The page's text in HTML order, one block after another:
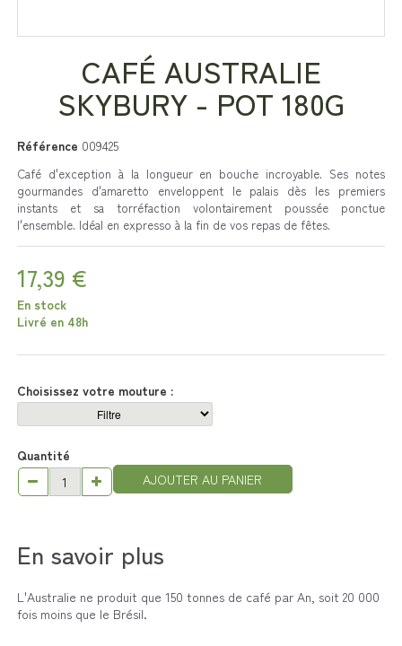
CAFÉ AUSTRALIE
SKYBURY - POT 180G
Référence 009425
Café d'exception à la longueur en bouche incroyable. Ses notes
gourmandes d'amaretto enveloppent le palais dès les premiers
instants et sa torréfaction volontairement poussée ponctue
l'ensemble. Idéal en expresso à la fin de vos repas de fêtes.
17,39 €
En stock
Livré en 48h
Choisissez votre mouture :
Quantité
AJOUTER AU PANIER
En savoir plus
L'Australie ne produit que 150 tonnes de café par An, soit 20 000
fois moins que le Brésil.